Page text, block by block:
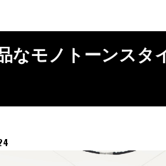
なモノトーンスタ